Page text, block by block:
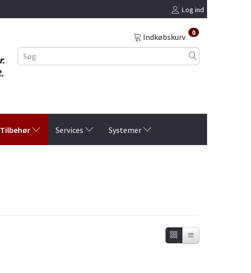
Log ind
Indkøbskurv 0
Tilbehør Services Systemer